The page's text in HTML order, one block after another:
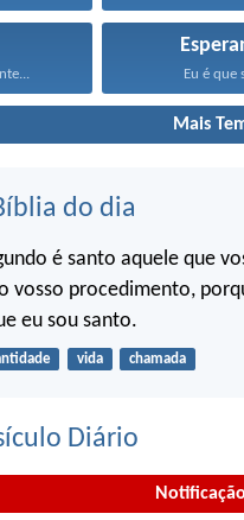
Eu é que
Mais
do dia
é santo aquele que
vosso procedimento,
eu sou santo.
vida chamada
Diário